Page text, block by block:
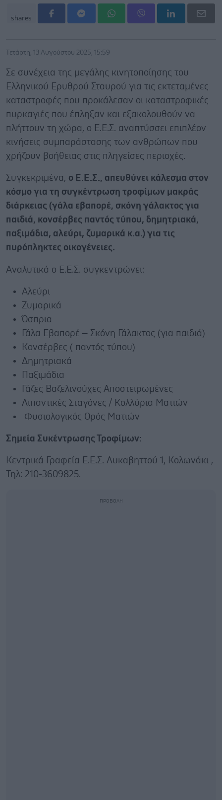
shares
Τετάρτη, 13 Αυγούστου 2025, 15:59
Σε συνέχεια της μεγάλης κινητοποίησης του
Ελληνικού Ερυθρού Σταυρού για τις εκτεταμένες
καταστροφές που προκάλεσαν οι καταστροφικές
πυρκαγιές που έπληξαν και εξακολουθούν να
πλήττουν τη χώρα, ο Ε.Ε.Σ. αναπτύσσει επιπλέον
κινήσεις συμπαράστασης των ανθρώπων που
χρήζουν βοήθειας στις πληγείσες περιοχές.
Συγκεκριμένα, ο Ε.Ε.Σ., απευθύνει κάλεσμα στον
κόσμο για τη συγκέντρωση τροφίμων μακράς
διάρκειας (γάλα εβαπορέ, σκόνη γάλακτος για
παιδιά, κονσέρβες παντός τύπου, δημητριακά,
παξιμάδια, αλεύρι, ζυμαρικά κ.α.) για τις
πυρόπληκτες οικογένειες.
Αναλυτικά ο Ε.Ε.Σ. συγκεντρώνει:
Αλεύρι
Ζυμαρικά
Όσπρια
Γάλα Εβαπορέ – Σκόνη Γάλακτος (για παιδιά)
Κονσέρβες ( παντός τύπου)
Δημητριακά
Παξιμάδια
Γάζες Βαζελινούχες Αποστειρωμένες
Λιπαντικές Σταγόνες / Κολλύρια Ματιών
Φυσιολογικός Ορός Ματιών
Σημεία Συκέντρωσης Τροφίμων:
Κεντρικά Γραφεία Ε.Ε.Σ. Λυκαβηττού 1, Κολωνάκι ,
Τηλ: 210-3609825.